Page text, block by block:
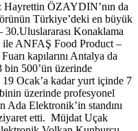
ÖZAYDIN’nın da
Türkiye’deki en büyük
Konaklama
ile ANFAŞ Food Product –
kapılarını Antalya da
bin 500’ün üzerinde
19 Ocak’a kadar yurt içinde 7
üzerinde profesyonel
Ada Elektronik’in standını
etti. Müjdat Uçak